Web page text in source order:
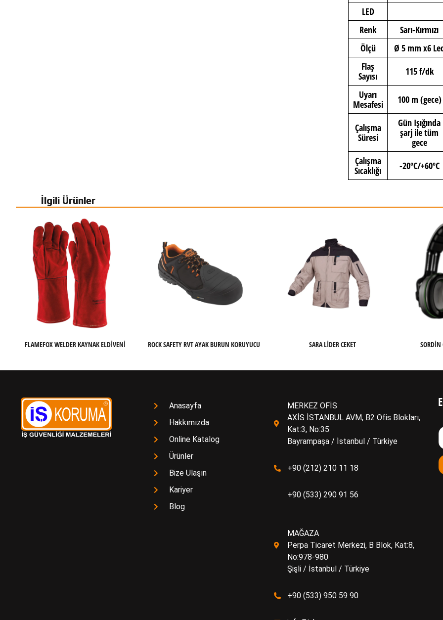
LED
Renk
Sarı-Kırmızı
Ölçü
Ø 5 mm x6
Flaş
Sayısı
115 f/dk
Uyarı
Mesafesi
100 m (gece)
Çalışma
Süresi
Gün Işığında
şarj ile tüm
gece
Çalışma
Sıcaklığı
-20ºC/+60ºC
İlgili Ürünler
FLAMEFOX WELDER KAYNAK ELDIVENI ROCK SAFETY RVT AYAK BURUN KORUYUCU SARA LIDER CEKET SORDIN
Anasayfa
Hakkımızda
Online Katalog
Ürünler
Bize Ulaşın
Kariyer
Blog
MERKEZ OFİS
AXİS İSTANBUL AVM, B2 Ofis Blokları,
Kat:3, No:35
Bayrampaşa / İstanbul / Türkiye
+90 (212) 210 11 18
+90 (533) 290 91 56
MAĞAZA
Perpa Ticaret Merkezi, B Blok, Kat:8,
No:978-980
Şişli / İstanbul / Türkiye
+90 (533) 950 59 90